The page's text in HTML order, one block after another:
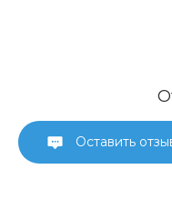
Оставить